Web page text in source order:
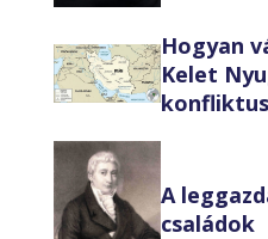
Hogyan
Kelet
A
családok